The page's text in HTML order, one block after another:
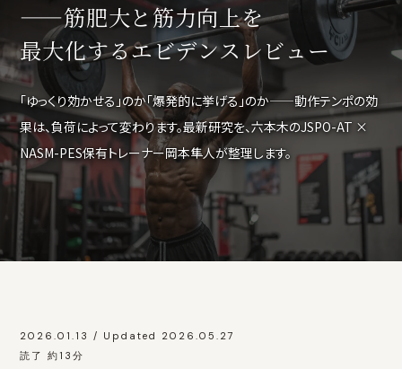
——筋肥大と筋力向上を
最大化するエビデンスレビュー
「ゆっくり効かせる」のか「爆発的に挙げる」のか——動作テンポの効
果は、負荷によって変わります。最新研究を、六本木のJSPO-AT ×
NASM-PES保有トレーナー岡本隼人が整理します。
2026.01.13 / Updated 2026.05.27
読了 約13分